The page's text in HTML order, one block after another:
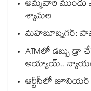
అమ్మవారి
శ్యామల
మహబూబ్నగర్:
ATMలో డబ్బు
అయ్యాయ్.. న్యాయం
ఆర్టీసీలో జూనియర్